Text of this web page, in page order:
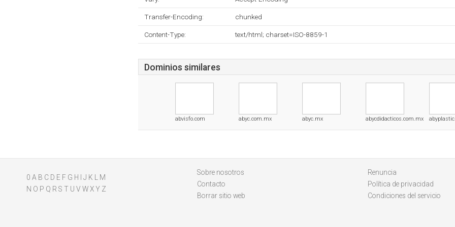
Transfer-Encoding: chunked
Content-Type: text/html; charset=ISO-8859-1
Dominios similares
abvisfo.com abyc.com.mx abyc.mx abycdidacticos.com.mx
0 A B C D E F G H J K
M
N O P Q R S T U V WXY Z
Sobre nosotros
Contacto
Borrar sitio web
Renuncia
Política de privacidad
Condiciones del servicio